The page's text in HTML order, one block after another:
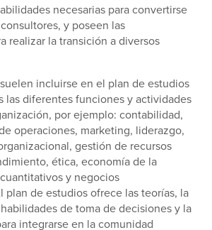
necesarias para convertirse
y poseen las
realizar la transición a diversos
incluirse en el plan de estudios
las diferentes funciones y actividades
por ejemplo: contabilidad,
operaciones, marketing, liderazgo,
gestión de recursos
ética, economía de la
y negocios
plan de estudios ofrece las teorías, la
de toma de decisiones y la
integrarse en la comunidad